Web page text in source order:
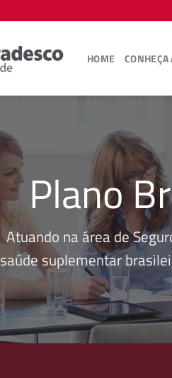
HOME
Plano
Atuando na área de
saúde suplementar